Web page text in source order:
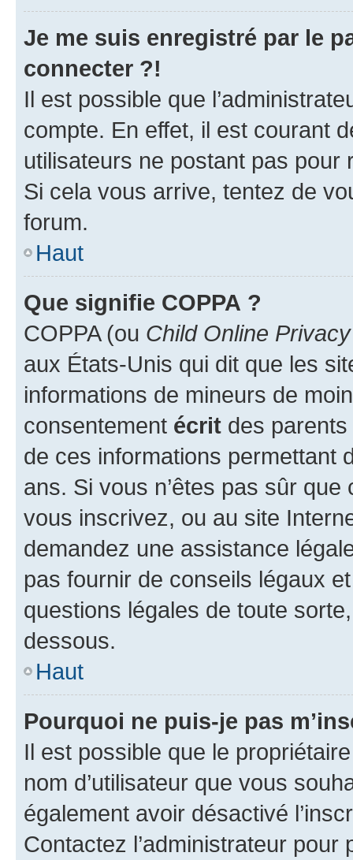
Je me suis enregistré par le
connecter ?!
Il est possible que
compte. En effet, il est courant
utilisateurs ne postant pas pour
Si cela vous arrive, tentez de
forum.
Haut
Que signifie COPPA ?
COPPA (ou Child Online
aux États-Unis qui dit que les
informations de mineurs de
consentement écrit des parents
de ces informations permettant
ans. Si vous n’êtes pas sûr
vous inscrivez, ou au site
demandez une assistance
pas fournir de conseils légaux
questions légales de toute
dessous.
Haut
Pourquoi ne puis-je pas
Il est possible que le
nom d’utilisateur que vous
également avoir désactivé
Contactez l’administrateur